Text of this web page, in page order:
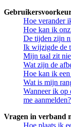
Hoe verander
Hoe kan ik
De tijden zijn
Ik wijzigde de
Mijn taal zit
Wat zijn de
Hoe kan ik
Wat is mijn
Wanneer ik
me aanmelden?
Vragen in verband
Hoe plaats ik